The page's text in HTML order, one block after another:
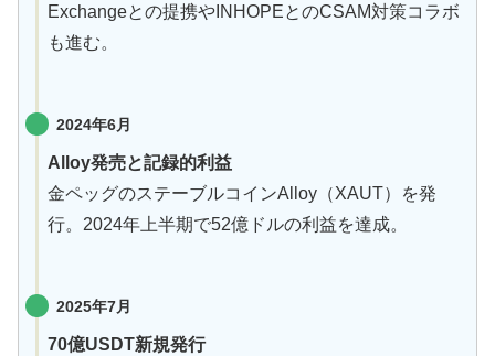
Exchangeとの提携やINHOPEとのCSAM対策コラボ
も進む。
2024年6月
Alloy発売と記録的利益
金ペッグのステーブルコインAlloy（XAUT）を発
行。2024年上半期で52億ドルの利益を達成。
2025年7月
70億USDT新規発行